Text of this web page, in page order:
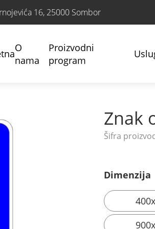
16, 25000 Sombor
O
nama
Proizvodni
program
Znak
Dimenzija